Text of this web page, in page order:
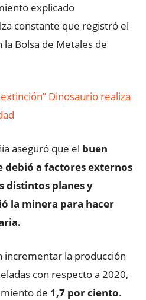
explicado
constante que registró el
Bolsa de Metales de
Dinosaurio realiza
aseguró que el buen
debió a factores externos
distintos planes y
la minera para hacer
incrementar la producción
con respecto a 2020,
de 1,7 por ciento.